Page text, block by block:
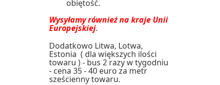
obiętość.
Wysyłamy również na kraje Unii
Europejskiej.
Dodatkowo Litwa, Lotwa,
Estonia ( dla większych ilości
towaru ) - bus 2 razy w tygodniu
- cena 35 - 40 euro za metr
sześcienny towaru.